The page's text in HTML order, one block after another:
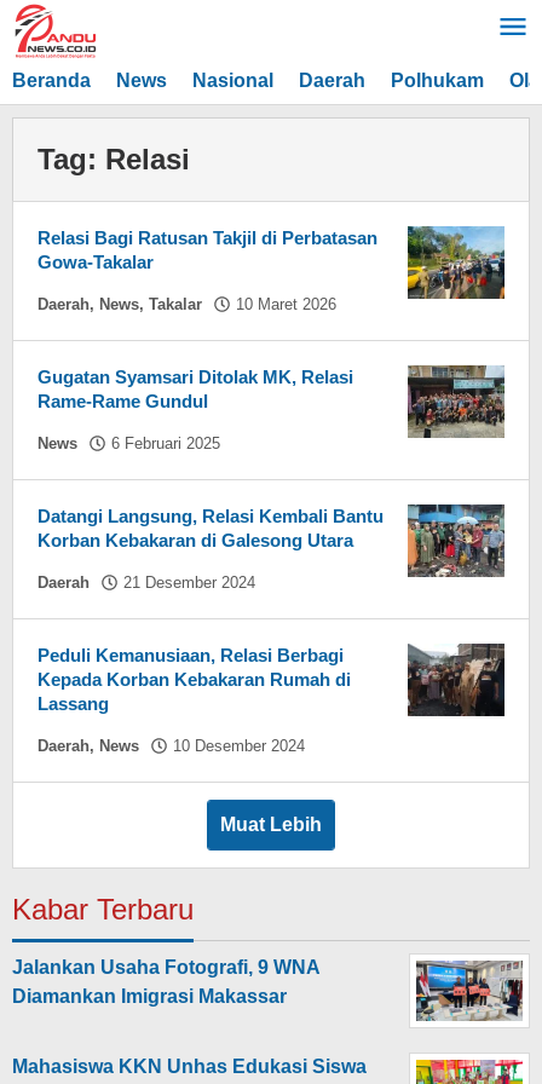
Lewati
ke
konten
Beranda News Nasional Daerah Polhukam
Tag: Relasi
Relasi Bagi Ratusan Takjil di Perbatasan
Gowa-Takalar
Daerah, News, Takalar 10 Maret 2026
Gugatan Syamsari Ditolak MK, Relasi
Rame-Rame Gundul
News 6 Februari 2025
Datangi Langsung, Relasi Kembali Bantu
Korban Kebakaran di Galesong Utara
Daerah 21 Desember 2024
Peduli Kemanusiaan, Relasi Berbagi
Kepada Korban Kebakaran Rumah di
Lassang
Daerah, News 10 Desember 2024
Muat Lebih
Kabar Terbaru
Jalankan Usaha Fotografi, 9 WNA
Diamankan Imigrasi Makassar
Mahasiswa KKN Unhas Edukasi Siswa